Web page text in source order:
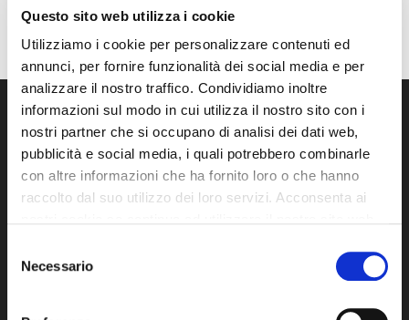
Questo sito web utilizza i cookie
Utilizziamo i cookie per personalizzare contenuti ed
annunci, per fornire funzionalità dei social media e per
analizzare il nostro traffico. Condividiamo inoltre
informazioni sul modo in cui utilizza il nostro sito con i
nostri partner che si occupano di analisi dei dati web,
pubblicità e social media, i quali potrebbero combinarle
con altre informazioni che ha fornito loro o che hanno
raccolto dal suo utilizzo dei loro servizi. Acconsenta ai
delNecessario
Previous Post
CANONI DI NOLEGGIO A
LUNGO TERMINE...
COME SCEGLIERE?